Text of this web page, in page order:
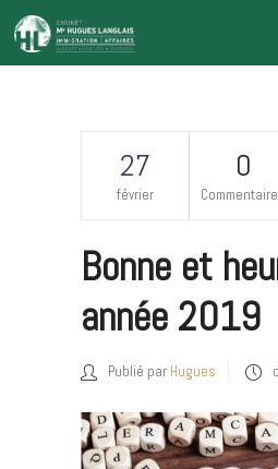
27
février
0
Bonne et
année 2019
Publié par Hugues